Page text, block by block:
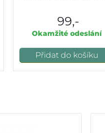
99,-
Okamžité odeslání
Přidat do košíku